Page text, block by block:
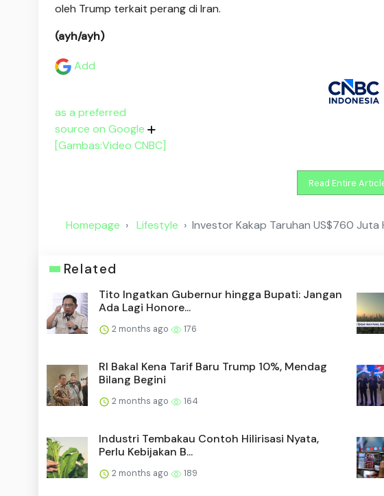
oleh Trump terkait perang di Iran.
(ayh/ayh)
Add
as a preferred
source on Google
[Gambas:Video CNBC]
Read Entire
Homepage Lifestyle Investor Kakap Taruhan US$760 Juta
Related
Tito Ingatkan Gubernur hingga Bupati: Jangan
Ada Lagi Honore...
2 months ago 176
RI Bakal Kena Tarif Baru Trump 10%, Mendag
Bilang Begini
2 months ago 164
Industri Tembakau Contoh Hilirisasi Nyata,
Perlu Kebijakan B...
2 months ago 189